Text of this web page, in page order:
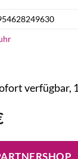
verfügbar,